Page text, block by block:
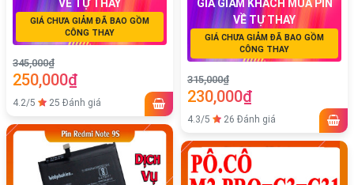
VỀ TỰ THAY
GIÁ CHƯA GIẢM ĐÃ BAO GỒM
CÔNG THAY
345,000₫
250,000₫
4.2/5 25 Đánh giá
GIÁ GIẢM KHÁCH MUA PIN
VỀ TỰ THAY
GIÁ CHƯA GIẢM ĐÃ BAO GỒM
CÔNG THAY
315,000₫
230,000₫
4.3/5 26 Đánh giá